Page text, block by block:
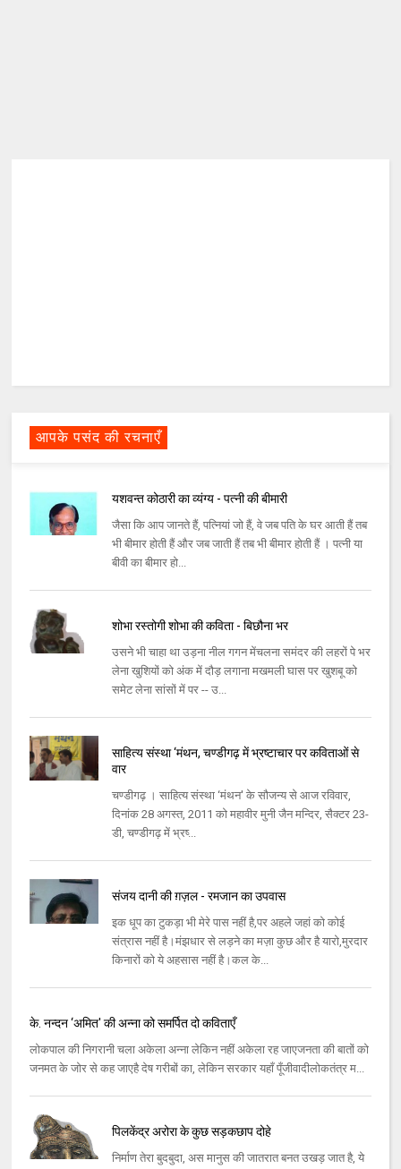
आपके पसंद की रचनाएँ
यशवन्‍त कोठारी का व्यंग्य - पत्नी की बीमारी
जैसा कि आप जानते हैं, पत्‍नियां जो हैं, वे जब पति के घर आती हैं तब
भी बीमार होती हैं और जब जाती हैं तब भी बीमार होती हैं । पत्‍नी या
बीवी का बीमार हो...
शोभा रस्तोगी शोभा की कविता - बिछौना भर
उसने भी चाहा था उड़ना नील गगन मेंचलना समंदर की लहरों पे भर
लेना खुशियों को अंक में दौड़ लगाना मखमली घास पर खुशबू को
समेट लेना सांसों में पर -- उ...
साहित्‍य संस्‍था ‘मंथन, चण्‍डीगढ़ में भ्रष्‍टाचार पर कविताओं से
वार
चण्‍डीगढ़ । साहित्‍य संस्‍था ‘मंथन' के सौजन्‍य से आज रविवार,
दिनांक 28 अगस्‍त, 2011 को महावीर मुनी जैन मन्‍दिर, सैक्‍टर 23-
डी, चण्‍डीगढ़ में भ्रष्‍...
संजय दानी की ग़ज़ल - रमजान का उपवास
इक धूप का टुकड़ा भी मेरे पास नहीं है,पर अहले जहां को कोई
संत्रास नहीं है।मंझधार से लड़ने का मज़ा कुछ और है यारो,मुरदार
किनारों को ये अहसास नहीं है।कल के...
के. नन्‍दन ‘अमित' की अन्ना को समर्पित दो कविताएँ
लोकपाल की निगरानी चला अकेला अन्‍ना लेकिन नहीं अकेला रह जाएजनता की बातों को
जनमत के जोर से कह जाएहै देष गरीबों का, लेकिन सरकार यहाँ पूँजीवादीलोकतंत्र म...
पिलकेंद्र अरोरा के कुछ सड़कछाप दोहे
निर्माण तेरा बुदबुदा, अस मानुस की जातरात बनत उखड़ जात है, ये